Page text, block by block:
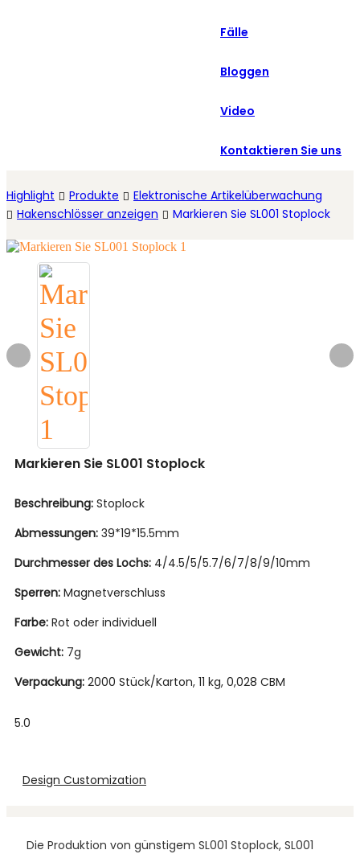
Español
Fälle
Bloggen
Video
Kontaktieren Sie uns
Highlight Produkte
Elektronische Artikelüberwachung
Hakenschlösser anzeigen
Markieren Sie SL001 Stoplock
Markieren Sie SL001 Stoplock
Beschreibung: Stoplock
Abmessungen: 39*19*15.5mm
Durchmesser des Lochs: 4/4.5/5/5.7/6/7/8/9/10mm
Sperren: Magnetverschluss
Farbe: Rot oder individuell
Gewicht: 7g
Verpackung: 2000 Stück/Karton, 11 kg, 0,028 CBM
5.0
Design Customization
Die Produktion von günstigem SL001 Stoplock, SL001